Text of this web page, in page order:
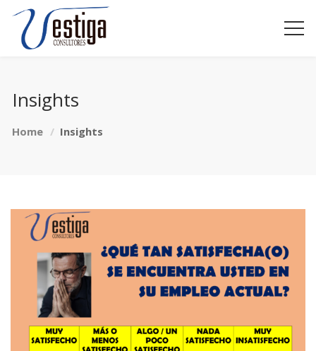
Insights
Home Insights